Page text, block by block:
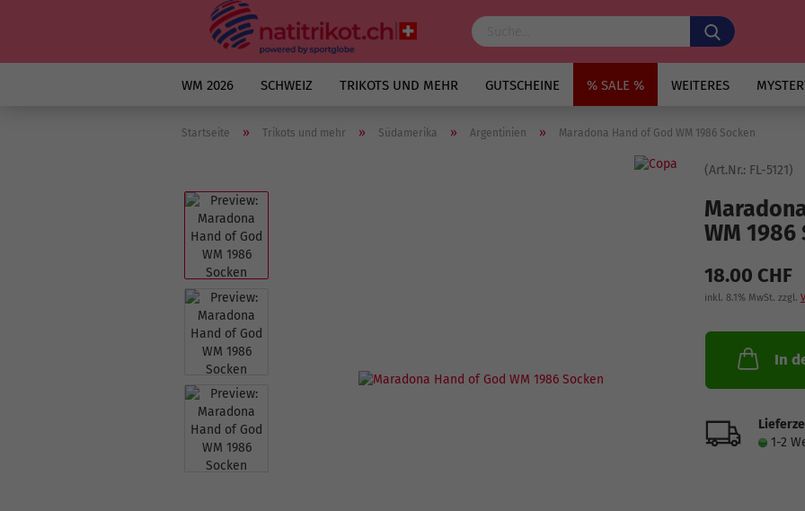
WM 2026 SCHWEIZ TRIKOTS UND MEHR GUTSCHEINE % SALE % WEITERES
Startseite » Trikots und mehr » Südamerika » Argentinien » Maradona Hand of God WM 1986 Socken
(Art.Nr.: FL-5121)
WM 1986
18.00 CHF
inkl. 8.1% MwSt. zzgl.
In
1-2